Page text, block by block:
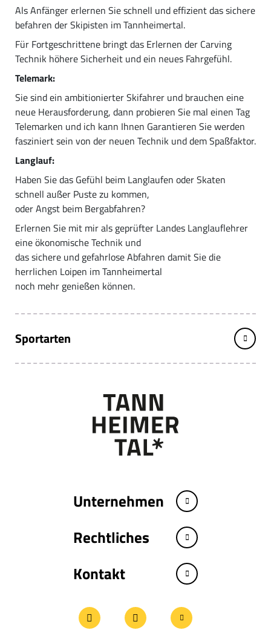
Als Anfänger erlernen Sie schnell und effizient das sichere
befahren der Skipisten im Tannheimertal.
Für Fortgeschrittene bringt das Erlernen der Carving
Technik höhere Sicherheit und ein neues Fahrgefühl.
Telemark:
Sie sind ein ambitionierter Skifahrer und brauchen eine
neue Herausforderung, dann probieren Sie mal einen Tag
Telemarken und ich kann Ihnen Garantieren Sie werden
fasziniert sein von der neuen Technik und dem Spaßfaktor.
Langlauf:
Haben Sie das Gefühl beim Langlaufen oder Skaten
schnell außer Puste zu kommen,
oder Angst beim Bergabfahren?
Erlernen Sie mit mir als geprüfter Landes Langlauflehrer
eine ökonomische Technik und
das sichere und gefahrlose Abfahren damit Sie die
herrlichen Loipen im Tannheimertal
noch mehr genießen können.
Sportarten
Unternehmen
Rechtliches
Kontakt